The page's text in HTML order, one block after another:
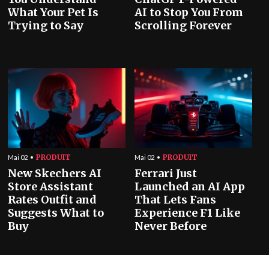
What Your Pet Is
Trying to Say
AI to Stop You From
Scrolling Forever
Mai 02 PRODUIT
New Skechers AI
Store Assistant
Rates Outfit and
Suggests What to
Buy
Mai 02 PRODUIT
Ferrari Just
Launched an AI App
That Lets Fans
Experience F1 Like
Never Before